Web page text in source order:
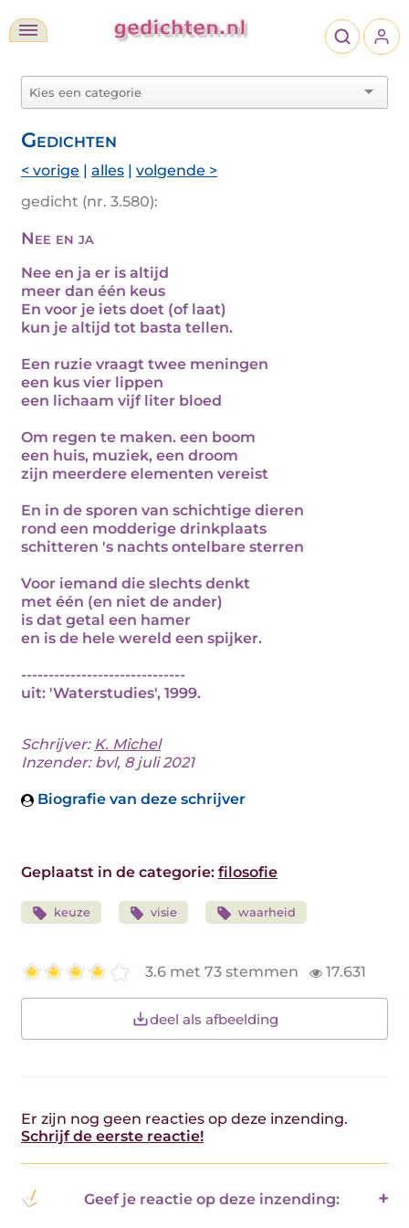
Gedichten
< vorige | alles | volgende >
gedicht (nr. 3.580):
Nee en ja
Nee en ja er is altijd
meer dan één keus
En voor je iets doet (of laat)
kun je altijd tot basta tellen.
Een ruzie vraagt twee meningen
een kus vier lippen
een lichaam vijf liter bloed
Om regen te maken. een boom
een huis, muziek, een droom
zijn meerdere elementen vereist
En in de sporen van schichtige dieren
rond een modderige drinkplaats
schitteren 's nachts ontelbare sterren
Voor iemand die slechts denkt
met één (en niet de ander)
is dat getal een hamer
en is de hele wereld een spijker.
------------------------------
uit: 'Waterstudies', 1999.
Schrijver: K. Michel
Inzender: bvl, 8 juli 2021
Biografie van deze schrijver
Geplaatst in de categorie: filosofie
keuze visie waarheid
3.6 met 73 stemmen 17.631
deel als afbeelding
Er zijn nog geen reacties op deze inzending.
Schrijf de eerste reactie!
Geef je reactie op deze inzending: